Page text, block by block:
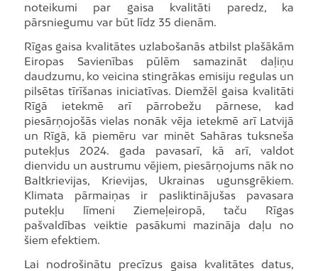
noteikumi par gaisa kvalitāti paredz, ka
pārsniegumu var būt līdz 35 dienām.
Rīgas gaisa kvalitātes uzlabošanās atbilst plašākām
Eiropas Savienības pūlēm samazināt daļiņu
daudzumu, ko veicina stingrākas emisiju regulas un
pilsētas tīrīšanas iniciatīvas. Diemžēl gaisa kvalitāti
Rīgā ietekmē arī pārrobežu pārnese, kad
piesārņojošās vielas nonāk vēja ietekmē arī Latvijā
un Rīgā, kā piemēru var minēt Sahāras tuksneša
putekļus 2024. gada pavasarī, kā arī, valdot
dienvidu un austrumu vējiem, piesārņojums nāk no
Baltkrievijas, Krievijas, Ukrainas ugunsgrēkiem.
Klimata pārmaiņas ir pasliktinājušas pavasara
putekļu līmeni Ziemeļeiropā, taču Rīgas
pašvaldības veiktie pasākumi mazināja daļu no
šiem efektiem.
Lai nodrošinātu precīzus gaisa kvalitātes datus,